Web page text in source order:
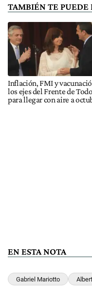
TAMBIÉN TE PUEDE
Inflación, FMI y
los ejes del Frente de
para llegar con aire a
EN ESTA NOTA
Gabriel Mariotto